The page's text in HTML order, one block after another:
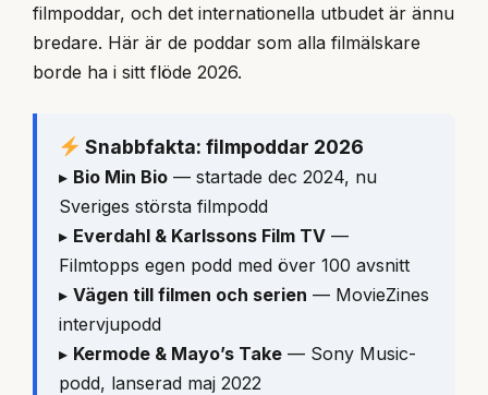
filmpoddar, och det internationella utbudet är ännu
bredare. Här är de poddar som alla filmälskare
borde ha i sitt flöde 2026.
Snabbfakta: filmpoddar 2026
▸ Bio Min Bio — startade dec 2024, nu
Sveriges största filmpodd
▸ Everdahl & Karlssons Film TV —
Filmtopps egen podd med över 100 avsnitt
▸ Vägen till filmen och serien — MovieZines
intervjupodd
▸ Kermode & Mayo’s Take — Sony Music-
podd, lanserad maj 2022